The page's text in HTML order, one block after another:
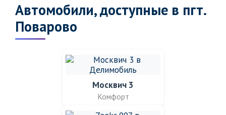
Автомобили, доступные в пгт.
Поварово
Москвич 3
Комфорт